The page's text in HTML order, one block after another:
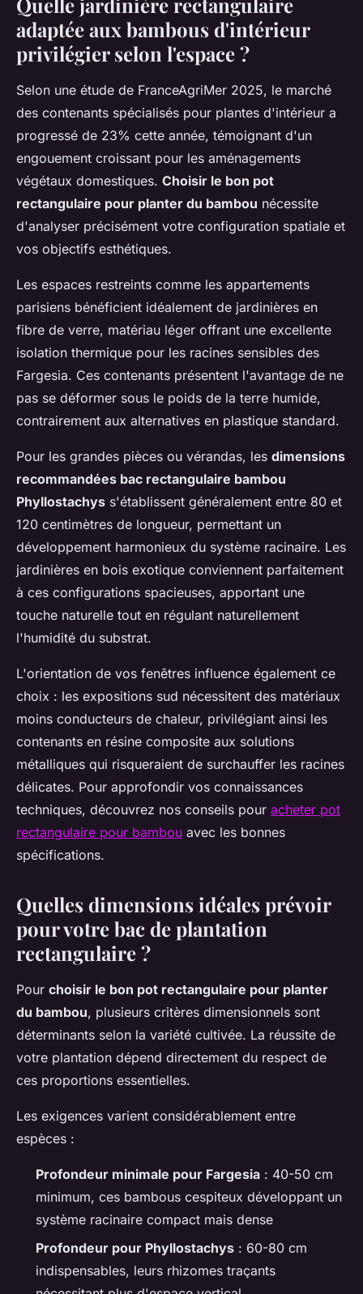
adaptée aux bambous d'intérieur
privilégier selon l'espace ?
Selon une étude de FranceAgriMer 2025, le marché
des contenants spécialisés pour plantes d'intérieur a
progressé de 23% cette année, témoignant d'un
engouement croissant pour les aménagements
végétaux domestiques. Choisir le bon pot
rectangulaire pour planter du bambou nécessite
d'analyser précisément votre configuration spatiale et
vos objectifs esthétiques.
Les espaces restreints comme les appartements
parisiens bénéficient idéalement de jardinières en
fibre de verre, matériau léger offrant une excellente
isolation thermique pour les racines sensibles des
Fargesia. Ces contenants présentent l'avantage de ne
pas se déformer sous le poids de la terre humide,
contrairement aux alternatives en plastique standard.
Pour les grandes pièces ou vérandas, les dimensions
recommandées bac rectangulaire bambou
Phyllostachys s'établissent généralement entre 80 et
120 centimètres de longueur, permettant un
développement harmonieux du système racinaire. Les
jardinières en bois exotique conviennent parfaitement
à ces configurations spacieuses, apportant une
touche naturelle tout en régulant naturellement
l'humidité du substrat.
L'orientation de vos fenêtres influence également ce
choix : les expositions sud nécessitent des matériaux
moins conducteurs de chaleur, privilégiant ainsi les
contenants en résine composite aux solutions
métalliques qui risqueraient de surchauffer les racines
délicates. Pour approfondir vos connaissances
techniques, découvrez nos conseils pour acheter pot
rectangulaire pour bambou avec les bonnes
spécifications.
Quelles dimensions idéales prévoir
pour votre bac de plantation
rectangulaire ?
Pour choisir le bon pot rectangulaire pour planter
du bambou, plusieurs critères dimensionnels sont
déterminants selon la variété cultivée. La réussite de
votre plantation dépend directement du respect de
ces proportions essentielles.
Les exigences varient considérablement entre
espèces :
Profondeur minimale pour Fargesia : 40-50 cm
minimum, ces bambous cespiteux développant un
système racinaire compact mais dense
Profondeur pour Phyllostachys : 60-80 cm
indispensables, leurs rhizomes traçants